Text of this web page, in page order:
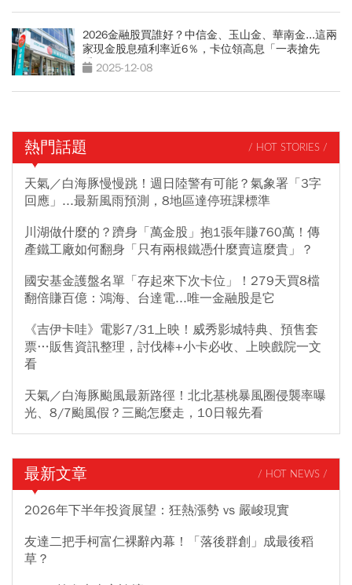
2026金融股買誰好？中信金、玉山金、華南金...這兩
家現金股息殖利率近6％，卡位領高息「一表搶先
看」2025-12-08
熱門話題 / HOT STORIES /
天氣／白海豚慢慢跳！週日陸警有可能？氣象署「3字
回應」...最新風雨預測，8地區達停班課標準
川湖做什麼的？躋身「萬金股」抱1張年賺760萬！傳
產鐵工廠如何翻身「只有兩根鐵憑什麼賣這麼貴」？
國安基金護盤名單「存起來下次卡位」！279天買8檔
翻倍賺百億：鴻海、台達電...唯一金融股是它
《吉伊卡哇》電影7/31上映！威秀影城特典、預售套
票…販售資訊整理，討伐棒+小卡必收、上映戲院一文
看
天氣／白海豚颱風最新路徑！北北基桃暴風圈侵襲率曝
光、8/7颱風假？三颱怎麼走，10日報先看
最新文章 / HOT NEWS /
2026年下半年投資展望：狂熱漲勢 vs 嚴峻現實
友達二把手柯富仁裸辭內幕！「落後群創」成最後稻
草？